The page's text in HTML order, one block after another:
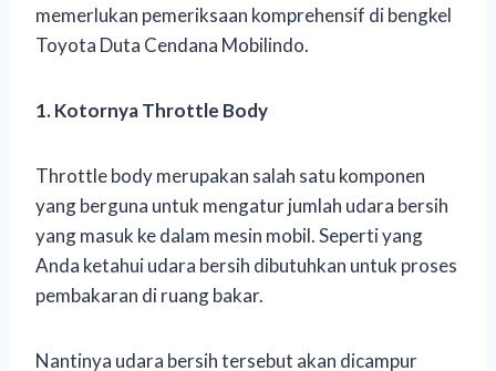
memerlukan pemeriksaan komprehensif di bengkel
Toyota Duta Cendana Mobilindo.
1. Kotornya Throttle Body
Throttle body merupakan salah satu komponen
yang berguna untuk mengatur jumlah udara bersih
yang masuk ke dalam mesin mobil. Seperti yang
Anda ketahui udara bersih dibutuhkan untuk proses
pembakaran di ruang bakar.
Nantinya udara bersih tersebut akan dicampur